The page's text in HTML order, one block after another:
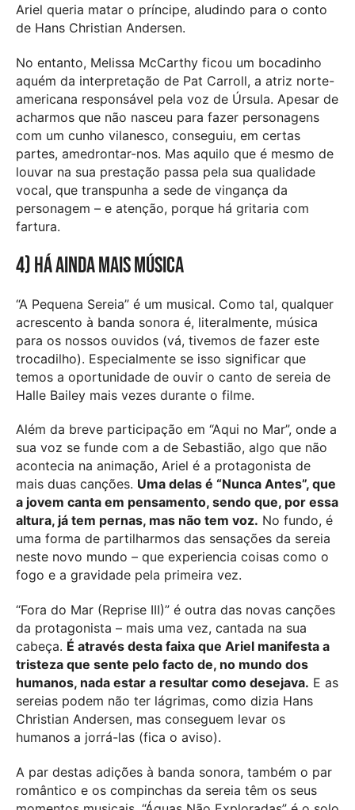
Ariel queria matar o príncipe, aludindo para o conto
de Hans Christian Andersen.
No entanto, Melissa McCarthy ficou um bocadinho
aquém da interpretação de Pat Carroll, a atriz norte-
americana responsável pela voz de Úrsula. Apesar de
acharmos que não nasceu para fazer personagens
com um cunho vilanesco, conseguiu, em certas
partes, amedrontar-nos. Mas aquilo que é mesmo de
louvar na sua prestação passa pela sua qualidade
vocal, que transpunha a sede de vingança da
personagem – e atenção, porque há gritaria com
fartura.
4) Há ainda mais música
“A Pequena Sereia” é um musical. Como tal, qualquer
acrescento à banda sonora é, literalmente, música
para os nossos ouvidos (vá, tivemos de fazer este
trocadilho). Especialmente se isso significar que
temos a oportunidade de ouvir o canto de sereia de
Halle Bailey mais vezes durante o filme.
Além da breve participação em “Aqui no Mar”, onde a
sua voz se funde com a de Sebastião, algo que não
acontecia na animação, Ariel é a protagonista de
mais duas canções. Uma delas é “Nunca Antes”, que
a jovem canta em pensamento, sendo que, por essa
altura, já tem pernas, mas não tem voz. No fundo, é
uma forma de partilharmos das sensações da sereia
neste novo mundo – que experiencia coisas como o
fogo e a gravidade pela primeira vez.
“Fora do Mar (Reprise III)” é outra das novas canções
da protagonista – mais uma vez, cantada na sua
cabeça. É através desta faixa que Ariel manifesta a
tristeza que sente pelo facto de, no mundo dos
humanos, nada estar a resultar como desejava. E as
sereias podem não ter lágrimas, como dizia Hans
Christian Andersen, mas conseguem levar os
humanos a jorrá-las (fica o aviso).
A par destas adições à banda sonora, também o par
romântico e os compinchas da sereia têm os seus